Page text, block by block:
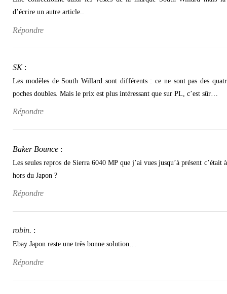
d’écrire un autre article..
Répondre
SK :
Les modèles de South Willard sont différents : ce ne sont pas des
poches doubles. Mais le prix est plus intéressant que sur PL, c’est sûr…
Répondre
Baker Bounce :
Les seules repros de Sierra 6040 MP que j’ai vues jusqu’à présent c’était
hors du Japon ?
Répondre
robin. :
Ebay Japon reste une très bonne solution…
Répondre